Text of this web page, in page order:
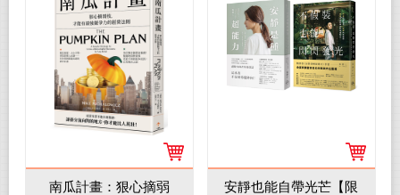
南瓜計畫：狠心摘弱
安靜也能自帶光芒【限